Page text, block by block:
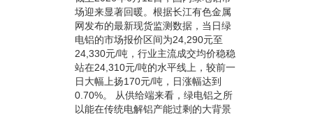
场迎来显著回暖。根据长江有色金属
网发布的最新现货监测数据，当日绿
电铝的市场报价区间为24,290元至
24,330元/吨，行业主流成交均价稳稳
站在24,310元/吨的水平线上，较前一
日大幅上扬170元/吨，日涨幅达到
0.70%。 从供给端来看，绿电铝之所
以能在传统电解铝产能过剩的大背景